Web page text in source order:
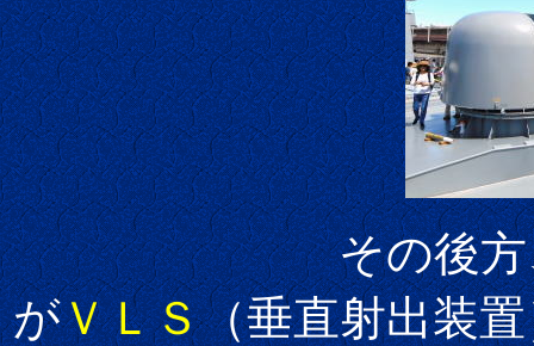
その後方、艦橋
がＶＬＳ（垂直射出装